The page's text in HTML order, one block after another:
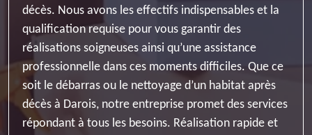
décès. Nous avons les effectifs indispensables et la
qualification requise pour vous garantir des
réalisations soigneuses ainsi qu’une assistance
professionnelle dans ces moments difficiles. Que ce
soit le débarras ou le nettoyage d’un habitat après
décès à Darois, notre entreprise promet des services
répondant à tous les besoins. Réalisation rapide et